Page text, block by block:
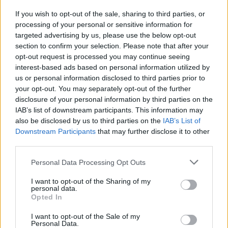
If you wish to opt-out of the sale, sharing to third parties, or
processing of your personal or sensitive information for
targeted advertising by us, please use the below opt-out
section to confirm your selection. Please note that after your
opt-out request is processed you may continue seeing
interest-based ads based on personal information utilized by
us or personal information disclosed to third parties prior to
your opt-out. You may separately opt-out of the further
disclosure of your personal information by third parties on the
IAB’s list of downstream participants. This information may
also be disclosed by us to third parties on the IAB’s List of
Downstream Participants that may further disclose it to other
Please note that this website/app uses one or more Google
not limited to your visit or usage behaviour. You may click to
grant or deny consent to Google and its third-party tags to
use your data for below specified purposes in below Google
consent section.
Personal Data Processing Opt Outs
I want to opt-out of the Sharing of my
personal data.
Opted In
I want to opt-out of the Sale of my
Personal Data.
e può incoraggiare il traffico illecito di reperti
archeologici. È importante, quindi, diffondere la cultura
archeologica e promuovere la tutela del patrimonio
culturale, per garantire alle future generazioni la
possibilità di conoscere e apprezzare la nostra storia.
AUTORE
Giorgia Stromeo